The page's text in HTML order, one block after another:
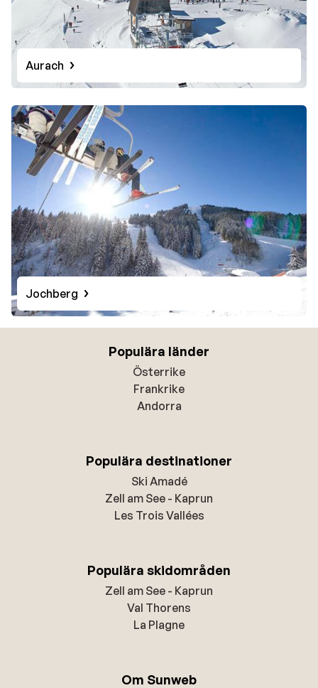
Aurach
Jochberg
Populära länder
Österrike
Frankrike
Andorra
Populära destinationer
Ski Amadé
Zell am See - Kaprun
Les Trois Vallées
Populära skidområden
Zell am See - Kaprun
Val Thorens
La Plagne
Om Sunweb